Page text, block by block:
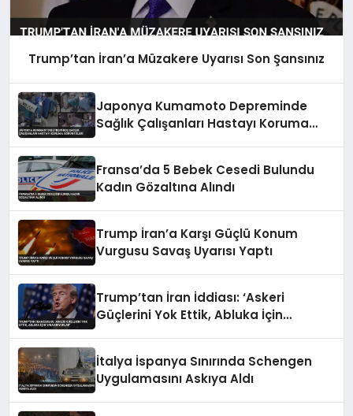
Trump’tan İran’a Müzakere Uyarısı Son Şansınız
Japonya Kumamoto Depreminde
Sağlık Çalışanları Hastayı Koruma
Fransa’da 5 Bebek Cesedi Bulundu
Kadın Gözaltına Alındı
Trump İran’a Karşı Güçlü Konum
Vurgusu Savaş Uyarısı Yaptı
Trump’tan İran İddiası: ‘Askeri
Güçlerini Yok Ettik, Abluka İçin
İtalya İspanya Sınırında Schengen
Uygulamasını Askıya Aldı